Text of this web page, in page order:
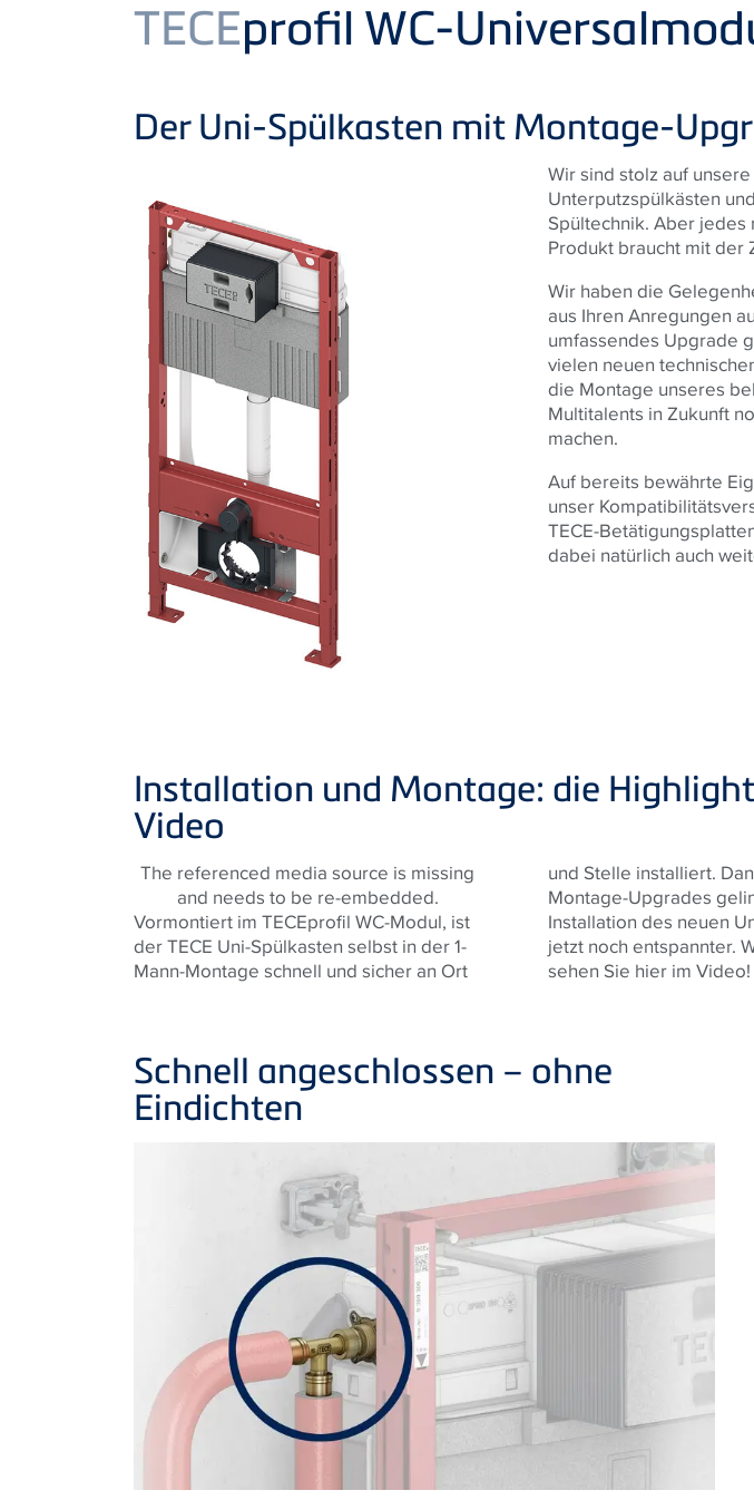
TECEprofil WC-
Der Uni-Spülkasten mit Montage-
Wir sind stolz auf unsere
Unterputzspülkästen
Spültechnik. Aber jedes
Produkt braucht mit der
Wir haben die
aus Ihren Anregungen
umfassendes Upgrade
vielen neuen
die Montage unseres
Multitalents in Zukunft
machen.
Auf bereits bewährte
unser
TECE-
dabei natürlich auch
Installation und Montage: die
Video
The referenced media source is missing
and needs to be re-embedded.
Vormontiert im TECEprofil WC-Modul, ist
der TECE Uni-Spülkasten selbst in der 1-
Mann-Montage schnell und sicher an Ort
und Stelle installiert.
Montage-Upgrades
Installation des neuen Uni-Spülkastens
jetzt noch entspannter. Wie entspannt,
sehen Sie hier im Video!
Schnell angeschlossen – ohne
Eindichten